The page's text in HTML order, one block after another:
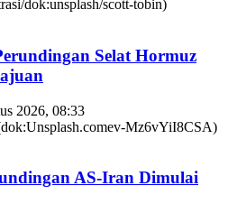
Selat Hormuz
2026, 08:33
AS-Iran Dimulai